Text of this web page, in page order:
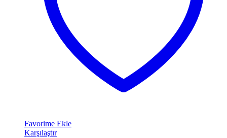
Favorime Ekle
Karşılaştır